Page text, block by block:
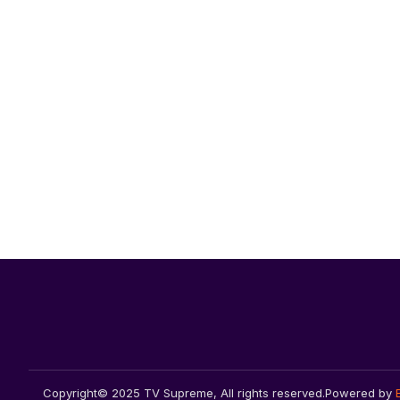
Copyright© 2025 TV Supreme, All rights reserved.Powered by